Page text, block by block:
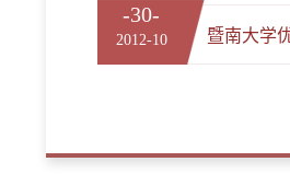
-30-
2012-10 暨南大学